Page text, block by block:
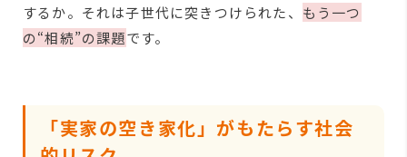
するか。それは子世代に突きつけられた、 もう一つ
の“相続”の課題です。
「実家の空き家化」がもたらす社会